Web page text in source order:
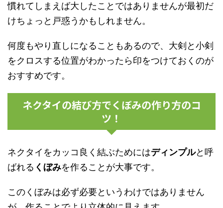
慣れてしまえば大したことではありませんが最初だ
けちょっと戸惑うかもしれません。
何度もやり直しになることもあるので、大剣と小剣
をクロスする位置がわかったら印をつけておくのが
おすすめです。
ネクタイの結び方でくぼみの作り方のコ
ツ！
ネクタイをカッコ良く結ぶためにはディンプルと呼
ばれる くぼみを作ることが大事です。
このくぼみは必ず必要というわけではありません